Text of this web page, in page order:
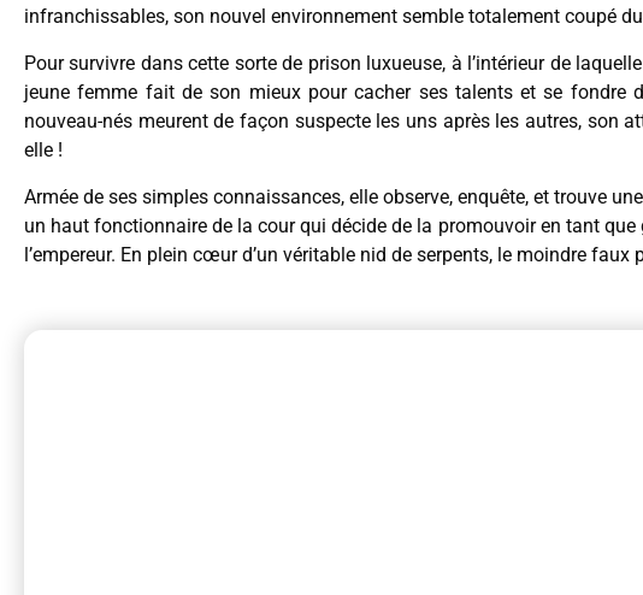
infranchissables, son nouvel environnement semble totalement coupé
Pour survivre dans cette sorte de prison luxueuse, à l’intérieur de
jeune femme fait de son mieux pour cacher ses talents et se fondre
nouveau-nés meurent de façon suspecte les uns après les autres, son
elle !
Armée de ses simples connaissances, elle observe, enquête, et trouve
un haut fonctionnaire de la cour qui décide de la promouvoir en tant que
l’empereur. En plein cœur d’un véritable nid de serpents, le moindre